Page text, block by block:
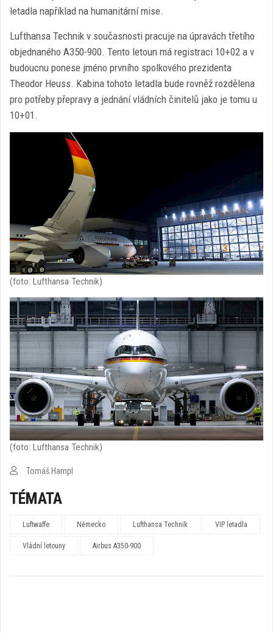
letadla například na humanitární mise.
Lufthansa Technik v současnosti pracuje na úpravách třetího
objednaného A350-900. Tento letoun má registraci 10+02 a v
budoucnu ponese jméno prvního spolkového prezidenta
Theodor Heuss. Kabina tohoto letadla bude rovněž rozdělena
pro potřeby přepravy a jednání vládních činitelů jako je tomu u
10+01.
(foto: Lufthansa Technik)
(foto: Lufthansa Technik)
Tomáš Hampl
TÉMATA
Luftwaffe Německo Lufthansa Technik VIP letadla
Vládní letouny Airbus A350-900